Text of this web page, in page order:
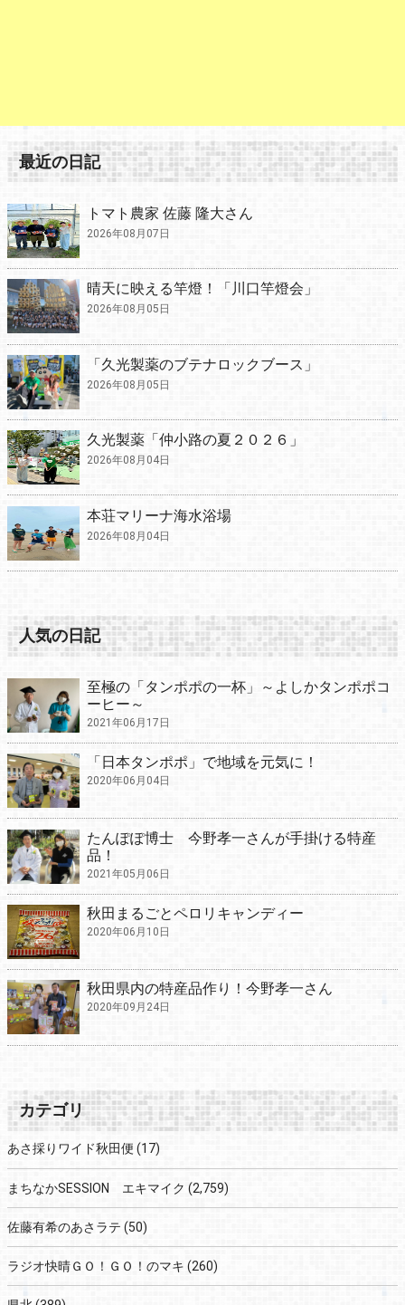
最近の日記
トマト農家 佐藤 隆大さん
2026年08月07日
晴天に映える竿燈！「川口竿燈会」
2026年08月05日
「久光製薬のブテナロックブース」
2026年08月05日
久光製薬「仲小路の夏２０２６」
2026年08月04日
本荘マリーナ海水浴場
2026年08月04日
人気の日記
至極の「タンポポの一杯」～よしかタンポポコ
ーヒー～
2021年06月17日
「日本タンポポ」で地域を元気に！
2020年06月04日
たんぽぽ博士 今野孝一さんが手掛ける特産
品！
2021年05月06日
秋田まるごとペロリキャンディー
2020年06月10日
秋田県内の特産品作り！今野孝一さん
2020年09月24日
カテゴリ
あさ採りワイド秋田便 (17)
まちなかSESSION エキマイク (2,759)
佐藤有希のあさラテ (50)
ラジオ快晴ＧＯ！ＧＯ！のマキ (260)